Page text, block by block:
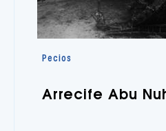
Pecios
Arrecife Abu